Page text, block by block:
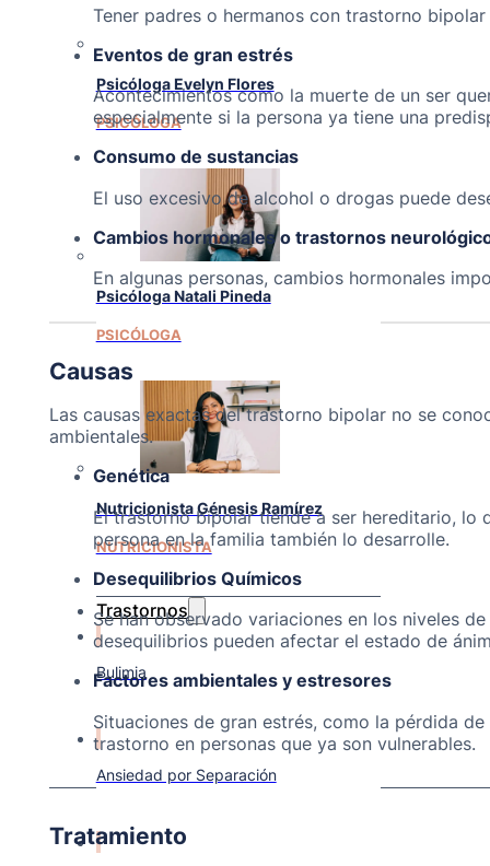
Psicóloga Evelyn Flores
PSICÓLOGA
Psicóloga Natali Pineda
PSICÓLOGA
Nutricionista Génesis Ramírez
NUTRICIONISTA
Trastornos
Bulimia
Ansiedad por Separación
Tener padres o hermanos con trastorno
Eventos de gran estrés
Acontecimientos como la muerte de un ser
especialmente si la persona ya tiene una
Consumo de sustancias
El uso excesivo de alcohol o drogas puede
Cambios hormonales o trastornos
En algunas personas, cambios hormonales
Causas
Las causas exactas del trastorno bipolar no se
ambientales.
Genética
El trastorno bipolar tiende a ser hereditario, lo
persona en la familia también lo desarrolle.
Desequilibrios Químicos
Se han observado variaciones en los niveles
desequilibrios pueden afectar el estado de
Factores ambientales y estresores
Situaciones de gran estrés, como la pérdida
trastorno en personas que ya son vulnerables.
Tratamiento